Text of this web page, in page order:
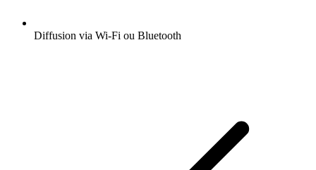
Diffusion via Wi-Fi ou Bluetooth